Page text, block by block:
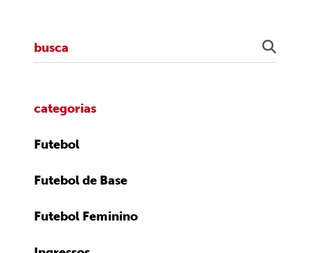
categorias
Futebol
Futebol de Base
Futebol Feminino